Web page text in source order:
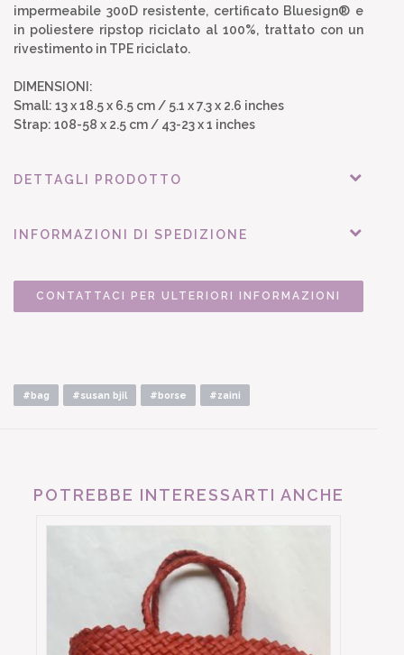
impermeabile 300D resistente, certificato Bluesign® e
in poliestere ripstop riciclato al 100%, trattato con un
rivestimento in TPE riciclato.
DIMENSIONI:
Small: 13 x 18.5 x 6.5 cm / 5.1 x 7.3 x 2.6 inches
Strap: 108-58 x 2.5 cm / 43-23 x 1 inches
DETTAGLI PRODOTTO
INFORMAZIONI DI SPEDIZIONE
CONTATTACI PER ULTERIORI INFORMAZIONI
#bag #susan bjil #borse #zaini
POTREBBE INTERESSARTI ANCHE